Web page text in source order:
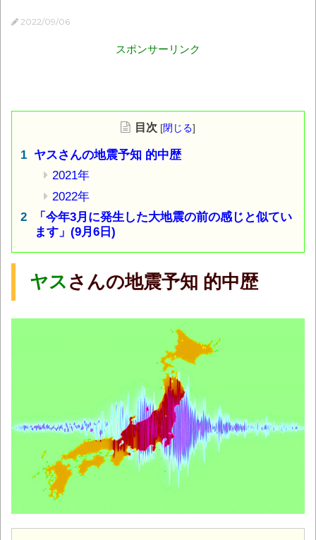
2022/09/06
スポンサーリンク
目次 [閉じる]
ヤスさんの地震予知 的中歴
2021年
2022年
「今年3月に発生した大地震の前の感じと似てい
ます」(9月6日)
ヤス さんの地震予知 的中歴